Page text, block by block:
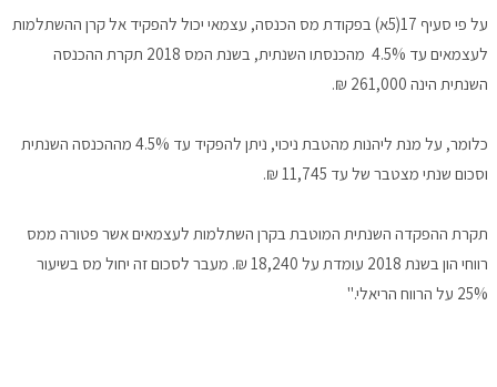
על פי סעיף 17(5א) בפקודת מס הכנסה, עצמאי יכול להפקיד אל קרן ההשתלמות
לעצמאים עד 4.5% מהכנסתו השנתית, בשנת המס 2018 תקרת ההכנסה
השנתית הינה 261,000 ₪.
כלומר, על מנת ליהנות מהטבת ניכוי, ניתן להפקיד עד 4.5% מההכנסה השנתית
וסכום שנתי מצטבר של עד 11,745 ₪.
תקרת ההפקדה השנתית המוטבת בקרן השתלמות לעצמאים אשר פטורה ממס
רווחי הון בשנת 2018 עומדת על 18,240 ₪. מעבר לסכום זה יחול מס בשיעור
25% על הרווח הריאלי."